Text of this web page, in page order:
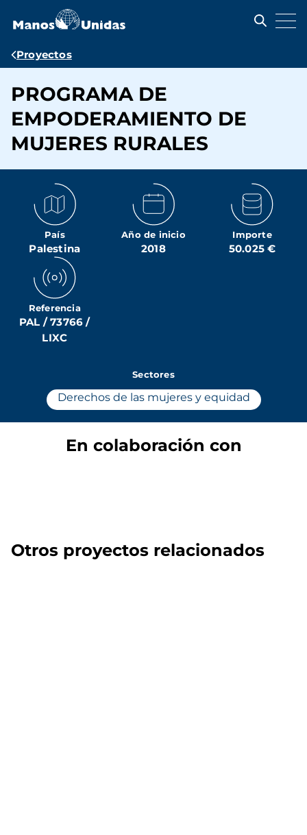
contenido
Ruta
navegación
Proyectos
PROGRAMA DE
EMPODERAMIENTO DE
MUJERES RURALES
País
Palestina
Año de inicio
2018
Importe
50.025 €
Referencia
PAL / 73766 /
LIXC
Sectores
Derechos de las mujeres y equidad
En colaboración con
Otros proyectos relacionados